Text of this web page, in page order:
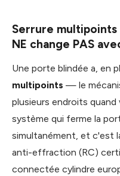
Serrure
NE change PAS
Une porte blindée a, en
multipoints — le
plusieurs endroits
système qui ferme la
simultanément, et c'est
anti-effraction (RC)
connectée cylindre